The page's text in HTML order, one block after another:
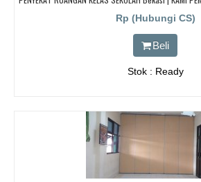
KELAS SEKOLAH Bekasi | KAMI PEMBUAT PENYEKAT
Rp (Hubungi CS)
Beli
Stok : Ready